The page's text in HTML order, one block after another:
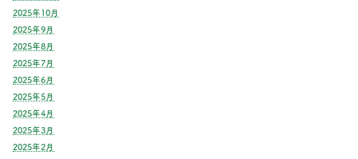
2025年10月
2025年9月
2025年8月
2025年7月
2025年6月
2025年5月
2025年4月
2025年3月
2025年2月